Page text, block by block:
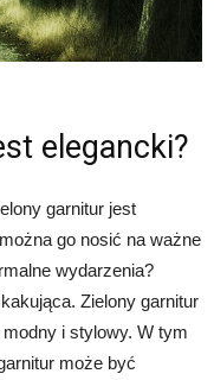
elegancki?
garnitur jest
go nosić na ważne
wydarzenia?
Zielony garnitur
i stylowy. W tym
może być